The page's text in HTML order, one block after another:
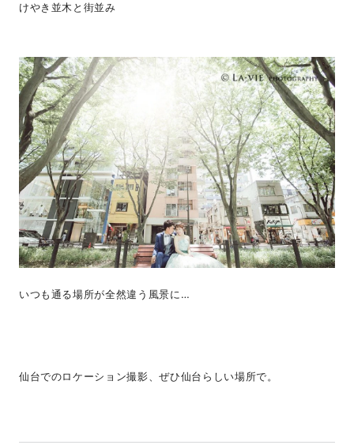
けやき並木と街並み
いつも通る場所が全然違う風景に…
仙台でのロケーション撮影、ぜひ仙台らしい場所で。